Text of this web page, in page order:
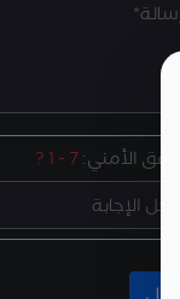
الأمني:7 - 1 ?